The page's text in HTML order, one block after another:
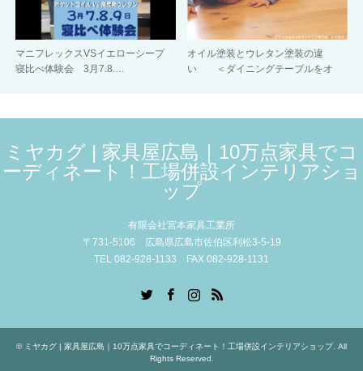
マニフレックスVSイエローシープ
寝比べ体験会 3月7.8.…
オイル塗装とウレタン塗装の違
い ＜ダイニングテーブルをオ
ミヤカグ | 家具屋広島｜10万点家具でコ
ーディネート！工場併設インテリアショ
ップ
有限会社宮本家具工業所
〒731-5106 広島県広島市佐伯区利松3-5-19
TEL 082-928-1133 FAX 082-928-1131
RSS
© ミヤカグ | 家具屋広島｜10万点家具でコーディネート！工場併設インテリアショップ. All
Rights Reserved.